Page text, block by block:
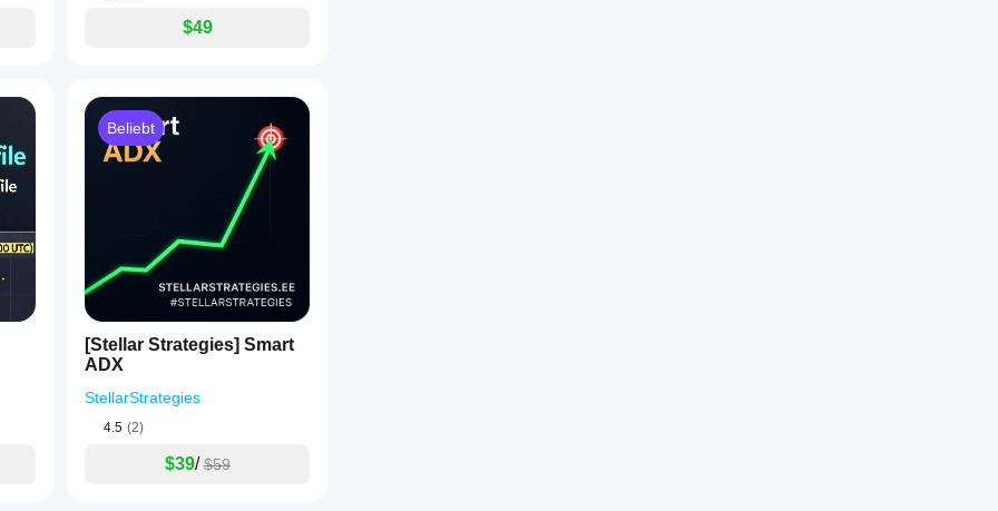
$49
Beliebt
[Stellar Strategies] Smart
ADX
StellarStrategies
4.5 (2)
$39/ $59